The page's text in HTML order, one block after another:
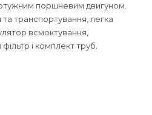
поршневим двигуном.
транспортування, легка
всмоктування,
і комплект труб.